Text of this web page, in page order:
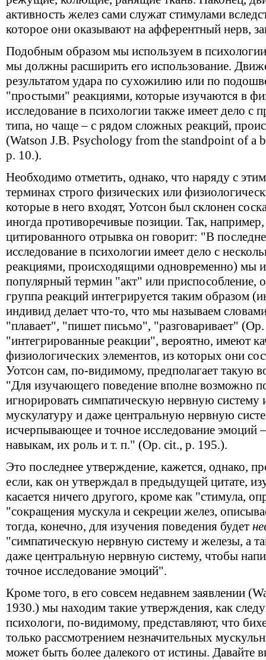
активность желез сами служат стимулами
которое они оказывают на афферентный нерв,
Подобным образом мы используем в
мы должны расширить его использование.
результатом удара по сухожилию или по
"простыми" реакциями, которые изучаются в
исследование в психологии также имеет дело с
типа, но чаще – с рядом сложных реакций,
(Watson J.B. Psychology from the standpoint of a
р. 10.).
Необходимо отметить, однако, что наряду с
терминах строго физических или
которые в него входят, Уотсон был склонен
иногда противоречивые позиции. Так,
цитированного отрывка он говорит: "В
исследование в психологии имеет дело с
реакциями, происходящими одновременно) мы
популярный термин "акт" или приспособление,
группа реакций интегрируется таким образом
индивид делает что-то, что мы называем
"плавает", "пишет письмо", "разговаривает"
"интегрированные реакции", вероятно, имеют
физиологических элементов, из которых они
Уотсон сам, по-видимому, предполагает такую
"Для изучающего поведение вполне возможно
игнорировать симпатическую нервную систему
мускулатуру и даже центральную нервную
исчерпывающее и точное исследование эмоций
навыкам, их роль и т. п." (Op. cit., p. 195.).
Это последнее утверждение, кажется, однако,
если, как он утверждал в предыдущей цитате,
касается ничего другого, кроме как "стимула,
"сокращения мускула и секреции желез,
тогда, конечно, для изучения поведения будет
"симпатическую нервную систему и железы, а
даже центральную нервную систему, чтобы
точное исследование эмоций".
Кроме того, в его совсем недавнем заявлении
1930.) мы находим такие утверждения, как
психологи, по-видимому, представляют, что
только рассмотрением незначительных
может быть более далекого от истины. Давайте